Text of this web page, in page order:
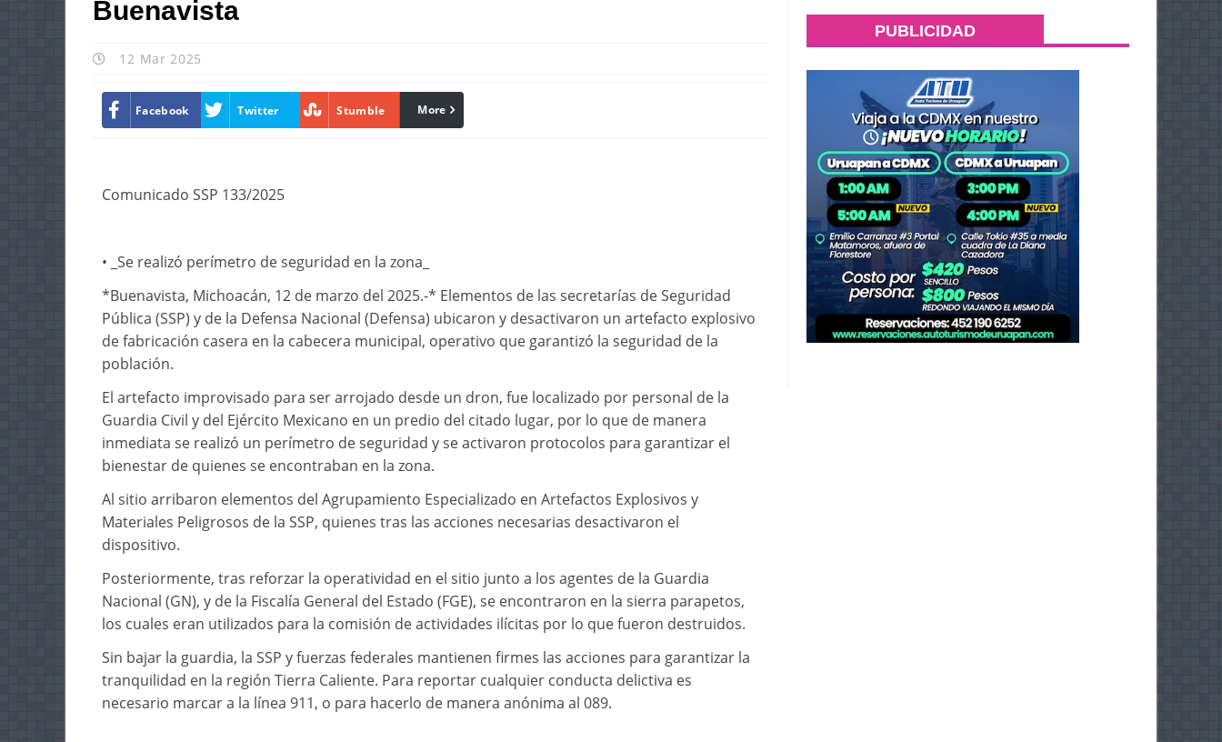
Buenavista
12 Mar 2025
Facebook Twitter Stumble linkedin
More
Comunicado SSP 133/2025
• _Se realizó perímetro de seguridad en la zona_
*Buenavista, Michoacán, 12 de marzo del 2025.-* Elementos de las secretarías de Seguridad
Pública (SSP) y de la Defensa Nacional (Defensa) ubicaron y desactivaron un artefacto explosivo
de fabricación casera en la cabecera municipal, operativo que garantizó la seguridad de la
población.
El artefacto improvisado para ser arrojado desde un dron, fue localizado por personal de la
Guardia Civil y del Ejército Mexicano en un predio del citado lugar, por lo que de manera
inmediata se realizó un perímetro de seguridad y se activaron protocolos para garantizar el
bienestar de quienes se encontraban en la zona.
Al sitio arribaron elementos del Agrupamiento Especializado en Artefactos Explosivos y
Materiales Peligrosos de la SSP, quienes tras las acciones necesarias desactivaron el
dispositivo.
Posteriormente, tras reforzar la operatividad en el sitio junto a los agentes de la Guardia
Nacional (GN), y de la Fiscalía General del Estado (FGE), se encontraron en la sierra parapetos,
los cuales eran utilizados para la comisión de actividades ilícitas por lo que fueron destruidos.
Sin bajar la guardia, la SSP y fuerzas federales mantienen firmes las acciones para garantizar la
tranquilidad en la región Tierra Caliente. Para reportar cualquier conducta delictiva es
necesario marcar a la línea 911, o para hacerlo de manera anónima al 089.
PUBLICIDAD